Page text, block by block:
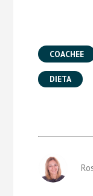
COACHEE
DIETA